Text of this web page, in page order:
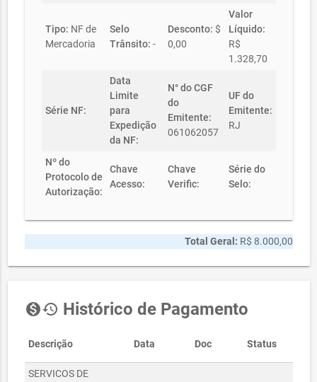
Tipo: NF de
Mercadoria
Selo
Trânsito: -
Desconto: $
0,00
Valor
Líquido:
R$
1.328,70
Série NF:
Data
Limite
para
Expedição
da NF:
N° do CGF
do
Emitente:
061062057
UF do
Emitente:
RJ
Nº do
Protocolo de
Autorização:
Chave
Acesso:
Chave
Verific:
Série do
Selo:
Total Geral: R$ 8.000,00
monetization_onhistory Histórico de Pagamento
Descrição Data Doc Status
SERVICOS DE